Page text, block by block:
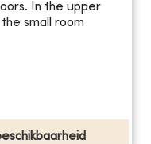
In the upper
small room